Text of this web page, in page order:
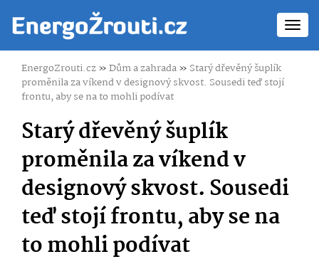
EnergoZrouti.cz»Dům a zahrada» Starý dřevěný šuplík
proměnila za víkend v designový skvost. Sousedi teď stojí
frontu, aby se na to mohli podívat
Starý dřevěný šuplík
proměnila za víkend v
designový skvost. Sousedi
teď stojí frontu, aby se na
to mohli podívat